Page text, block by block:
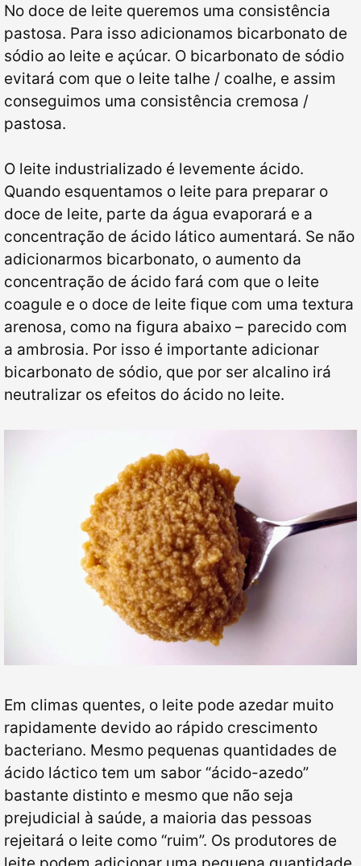
No doce de leite queremos uma consistência
pastosa. Para isso adicionamos bicarbonato de
sódio ao leite e açúcar. O bicarbonato de sódio
evitará com que o leite talhe / coalhe, e assim
conseguimos uma consistência cremosa /
pastosa.
O leite industrializado é levemente ácido.
Quando esquentamos o leite para preparar o
doce de leite, parte da água evaporará e a
concentração de ácido lático aumentará. Se não
adicionarmos bicarbonato, o aumento da
concentração de ácido fará com que o leite
coagule e o doce de leite fique com uma textura
arenosa, como na figura abaixo – parecido com
a ambrosia. Por isso é importante adicionar
bicarbonato de sódio, que por ser alcalino irá
neutralizar os efeitos do ácido no leite.
Em climas quentes, o leite pode azedar muito
rapidamente devido ao rápido crescimento
bacteriano. Mesmo pequenas quantidades de
ácido láctico tem um sabor “ácido-azedo”
bastante distinto e mesmo que não seja
prejudicial à saúde, a maioria das pessoas
rejeitará o leite como “ruim”. Os produtores de